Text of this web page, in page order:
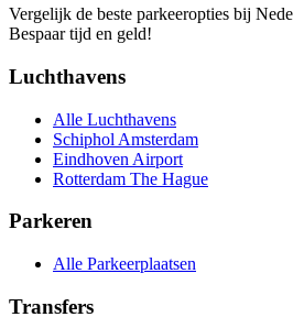
Vergelijk de beste parkeeropties bij
Bespaar tijd en geld!
Luchthavens
Alle Luchthavens
Schiphol Amsterdam
Eindhoven Airport
Rotterdam The Hague
Parkeren
Alle Parkeerplaatsen
Transfers